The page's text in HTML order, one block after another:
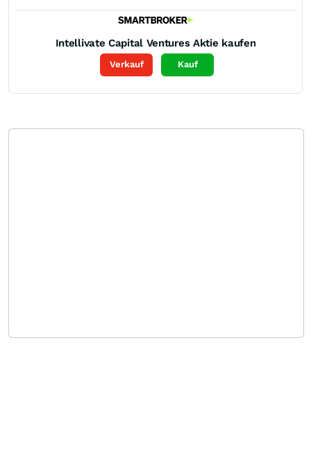
Intellivate Capital Ventures Aktie kaufen
Verkauf Kauf